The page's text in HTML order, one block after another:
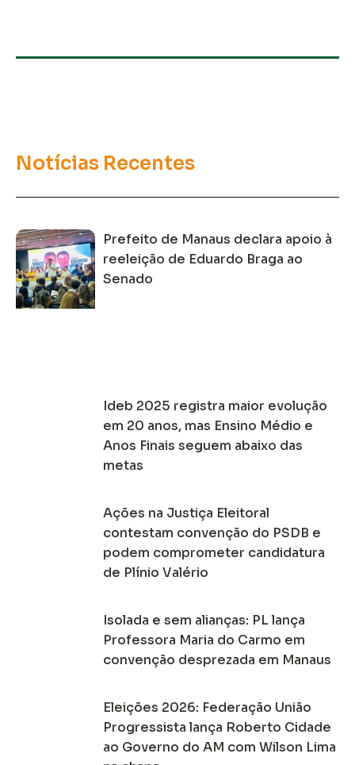
Notícias Recentes
Prefeito de Manaus declara apoio à
reeleição de Eduardo Braga ao
Senado
Ideb 2025 registra maior evolução
em 20 anos, mas Ensino Médio e
Anos Finais seguem abaixo das
metas
Ações na Justiça Eleitoral
contestam convenção do PSDB e
podem comprometer candidatura
de Plínio Valério
Isolada e sem alianças: PL lança
Professora Maria do Carmo em
convenção desprezada em Manaus
Eleições 2026: Federação União
Progressista lança Roberto Cidade
ao Governo do AM com Wilson Lima